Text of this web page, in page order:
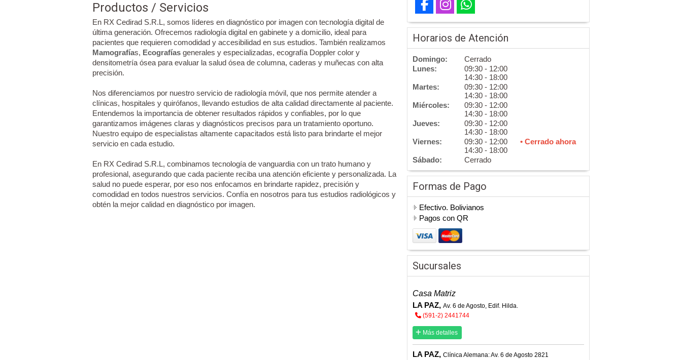
Productos / Servicios
En RX Cedirad S.R.L, somos líderes en diagnóstico por imagen con tecnología digital de
última generación. Ofrecemos radiología digital en gabinete y a domicilio, ideal para
pacientes que requieren comodidad y accesibilidad en sus estudios. También realizamos
Mamografías, Ecografías generales y especializadas, ecografía Doppler color y
densitometría ósea para evaluar la salud ósea de columna, caderas y muñecas con alta
precisión.
Nos diferenciamos por nuestro servicio de radiología móvil, que nos permite atender a
clínicas, hospitales y quirófanos, llevando estudios de alta calidad directamente al paciente.
Entendemos la importancia de obtener resultados rápidos y confiables, por lo que
garantizamos imágenes claras y diagnósticos precisos para un tratamiento oportuno.
Nuestro equipo de especialistas altamente capacitados está listo para brindarte el mejor
servicio en cada estudio.
En RX Cedirad S.R.L, combinamos tecnología de vanguardia con un trato humano y
profesional, asegurando que cada paciente reciba una atención eficiente y personalizada. La
salud no puede esperar, por eso nos enfocamos en brindarte rapidez, precisión y
comodidad en todos nuestros servicios. Confía en nosotros para tus estudios radiológicos y
obtén la mejor calidad en diagnóstico por imagen.
Horarios de Atención
Domingo:
Cerrado
Lunes:
09:30 - 12:00
14:30 - 18:00
Martes:
09:30 - 12:00
14:30 - 18:00
Miércoles:
09:30 - 12:00
14:30 - 18:00
Jueves:
09:30 - 12:00
14:30 - 18:00
Viernes:
09:30 - 12:00
• Cerrado ahora
14:30 - 18:00
Sábado:
Cerrado
Formas de Pago
Efectivo. Bolivianos
Pagos con QR
Sucursales
Casa Matriz
LA PAZ, Av. 6 de Agosto, Edif. Hilda.
(591-2) 2441744
Más detalles
LA PAZ, Clínica Alemana: Av. 6 de Agosto 2821